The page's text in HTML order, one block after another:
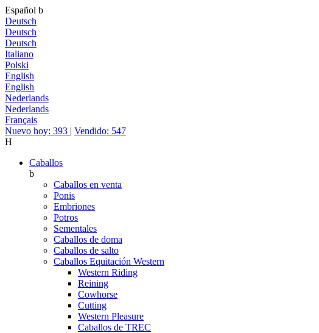
Español b
Deutsch
Deutsch
Deutsch
Italiano
Polski
English
English
Nederlands
Nederlands
Français
Nuevo hoy: 393 | Vendido: 547
H
Caballos
b
Caballos en venta
Ponis
Embriones
Potros
Sementales
Caballos de doma
Caballos de salto
Caballos Equitación Western
Western Riding
Reining
Cowhorse
Cutting
Western Pleasure
Caballos de TREC